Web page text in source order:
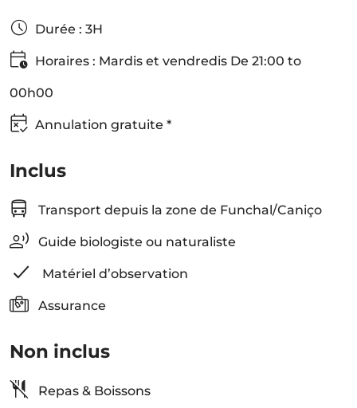
Durée : 3H
Horaires : Mardis et vendredis De 21:00 to
00h00
Annulation gratuite *
Inclus
Transport depuis la zone de Funchal/Caniço
Guide biologiste ou naturaliste
Matériel d’observation
Assurance
Non inclus
Repas & Boissons